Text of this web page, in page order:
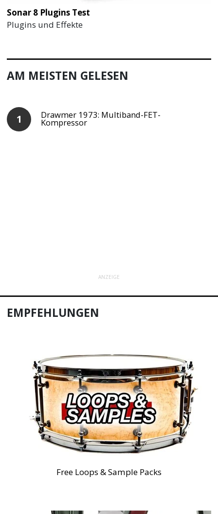
Sonar 8 Plugins Test
Plugins und Effekte
AM MEISTEN GELESEN
Drawmer 1973: Multiband-FET-
Kompressor
ANZEIGE
EMPFEHLUNGEN
Free Loops & Sample Packs